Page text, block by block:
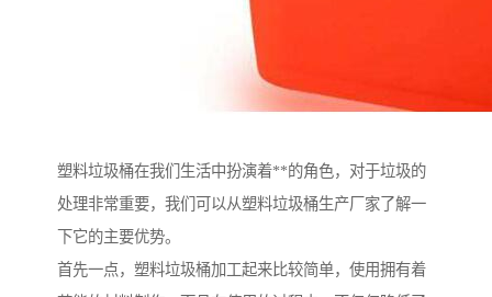
塑料垃圾桶在我们生活中扮演着**的角色，对于垃圾的
处理非常重要，我们可以从塑料垃圾桶生产厂家了解一
下它的主要优势。
首先一点，塑料垃圾桶加工起来比较简单，使用拥有着